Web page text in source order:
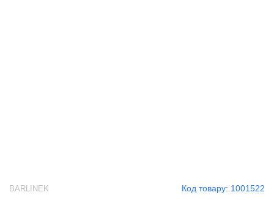
Код товару: 1001522
BARLINEK